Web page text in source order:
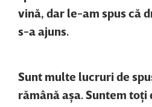
vină, dar le-am spus că
s-a ajuns.
Sunt multe lucruri de
rămână aşa. Suntem toţi